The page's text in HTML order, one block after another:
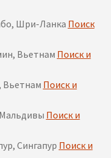
Шри-Ланка Поиск
Вьетнам Поиск и
Вьетнам Поиск и
Поиск и
Сингапур Поиск и